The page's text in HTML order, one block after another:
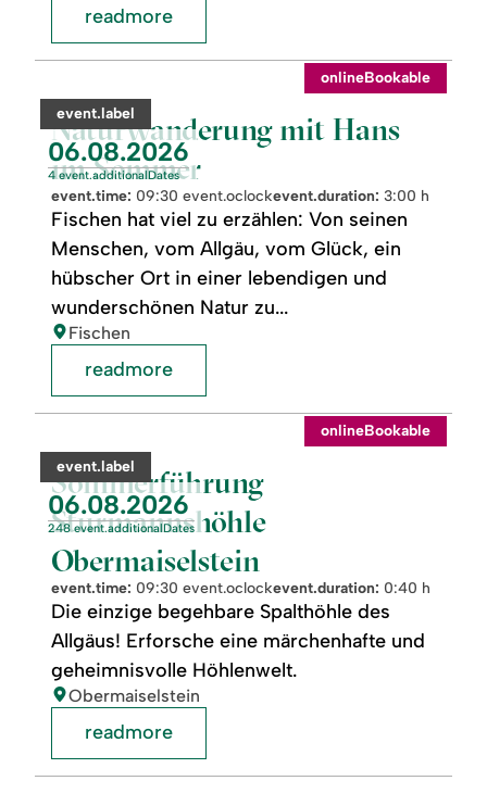
readmore
category:
event.label
event.nextDate:
06.08.2026
4 event.additionalDates
onlineBookable
Naturwanderung mit Hans
im Sommer
event.time: 09:30 event.oclockevent.duration: 3:00 h
Fischen hat viel zu erzählen: Von seinen
Menschen, vom Allgäu, vom Glück, ein
hübscher Ort in einer lebendigen und
wunderschönen Natur zu...
location:
Fischen
readmore:
mit
Hans
Sommer
readmore
category:
event.label
event.nextDate:
06.08.2026
248 event.additionalDates
onlineBookable
Sommerführung
Sturmannshöhle
Obermaiselstein
event.time: 09:30 event.oclockevent.duration: 0:40 h
Die einzige begehbare Spalthöhle des
Allgäus! Erforsche eine märchenhafte und
geheimnisvolle Höhlenwelt.
location:
Obermaiselstein
readmore:
Sturmannshöhle
Obermaiselstein
readmore
readmore: